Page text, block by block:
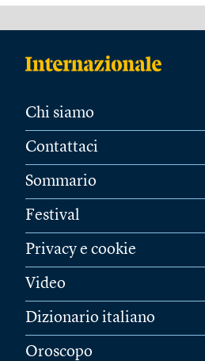
Chi siamo
Contattaci
Sommario
Festival
Privacy e cookie
Video
Dizionario italiano
Oroscopo